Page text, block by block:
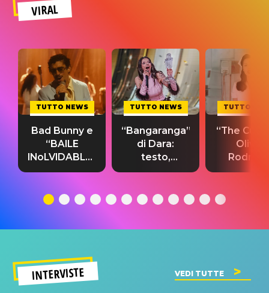
VIRAL
TUTTO NEWS
Bad Bunny e
“BAILE
INoLVIDABLE”:
testo,
significato
TUTTO NEWS
“Bangaranga”
di Dara:
testo,
traduzione e
del singolo
TUTTO
“The
Olivia
testo,
INTERVISTE VEDI TUTTE